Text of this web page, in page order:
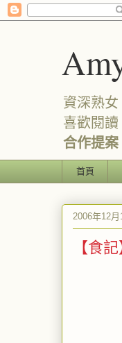
資深熟
喜歡閱
合作提
首頁
2006年12
【食